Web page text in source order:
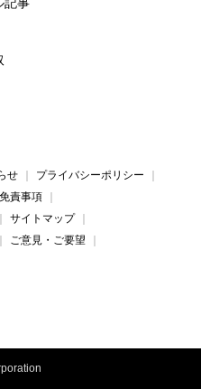
せ
プライバシーポリシー
免責事項
サイトマップ
ご意見・ご要望